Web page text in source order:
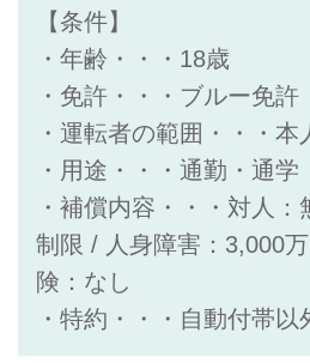
【条件】
・年齢・・・18歳
・免許・・・ブルー免許
・運転者の範囲・・・
・用途・・・通勤・通学
・補償内容・・・対人
制限 / 人身障害：3,000
険：なし
・特約・・・自動付帯